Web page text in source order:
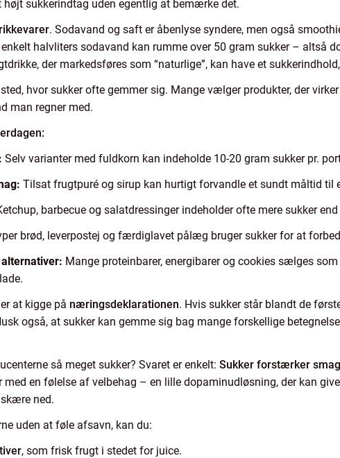
højt sukkerindtag uden egentlig at bemærke det.
. Sodavand og saft er åbenlyse syndere, men også
halvliters sodavand kan rumme over 50 gram sukker – altså
der markedsføres som “naturlige”, kan have et
hvor sukker ofte gemmer sig. Mange vælger produkter, der
man regner med.
Selv varianter med fuldkorn kan indeholde 10-20 gram sukker pr.
Tilsat frugtpuré og sirup kan hurtigt forvandle et sundt måltid til
barbecue og salatdressinger indeholder ofte mere sukker
brød, leverpostej og færdiglavet pålæg bruger sukker for at
alternativer: Mange proteinbarer, energibarer og cookies sælges
at kigge på næringsdeklarationen. Hvis sukker står blandt de
også, at sukker kan gemme sig bag mange forskellige
så meget sukker? Svaret er enkelt: Sukker forstærker smag
med en følelse af velbehag – en lille dopaminudløsning, der kan
ned.
uden at føle afsavn, kan du:
, som frisk frugt i stedet for juice.